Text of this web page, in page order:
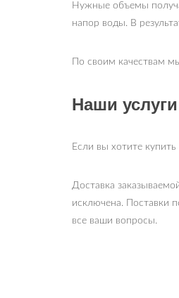
Нужные объемы
напор воды. В
По своим качествам
Наши услуги
Если вы хотите
Доставка
исключена. Поставки
все ваши вопросы.